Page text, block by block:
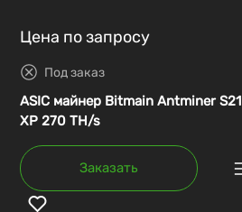
Цена по запросу
Под заказ
ASIC майнер Bitmain Antminer S21
XP 270 TH/s
Заказать